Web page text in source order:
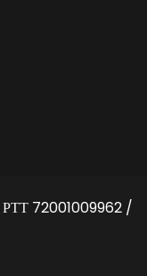
РТТ 72001009962 /